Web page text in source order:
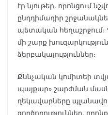
էր նյութեր, որոնցում
ընդդիմադիր
պետական հեղաշրջում։
մի շարք
ձերբակալություններ։
Քննչական կոմիտեի
պայքար» շարժման
ղեկավարները
գործողություններ,